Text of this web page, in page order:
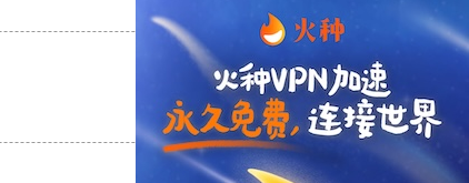
支持 [0] 反对[0]